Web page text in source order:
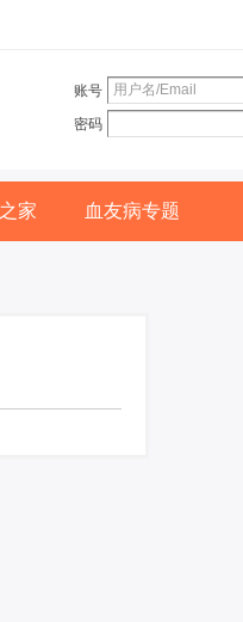
账号
密码
家 血友病专题